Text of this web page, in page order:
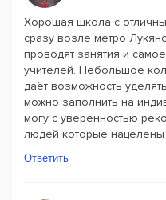
Хорошая школа с
сразу возле метро
проводят занятия и
учителей. Небольшое
даёт возможность
можно заполнить на
могу с уверенностью
людей которые нацелены
Ответить